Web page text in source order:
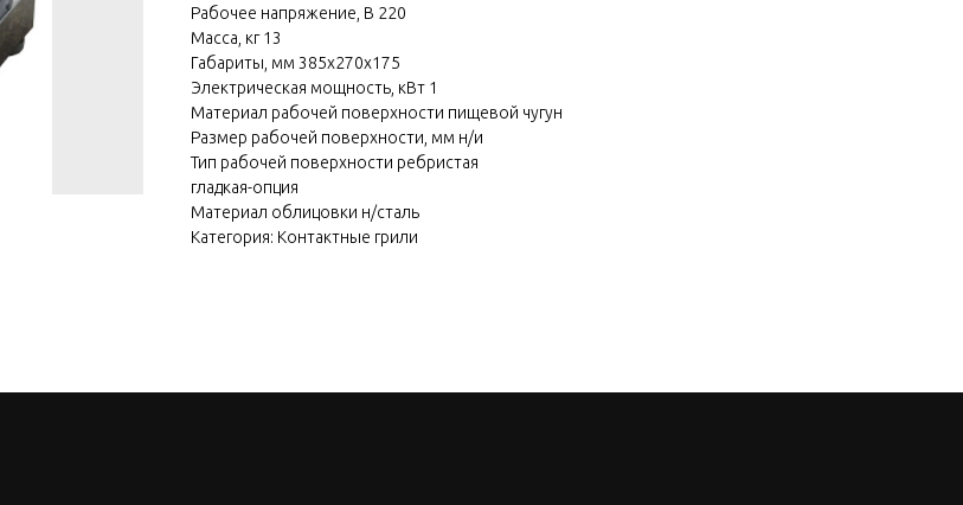
Рабочее напряжение, В 220
Масса, кг 13
Габариты, мм 385х270х175
Электрическая мощность, кВт 1
Материал рабочей поверхности пищевой чугун
Размер рабочей поверхности, мм н/и
Тип рабочей поверхности ребристая
гладкая-опция
Материал облицовки н/сталь
Категория: Контактные грили